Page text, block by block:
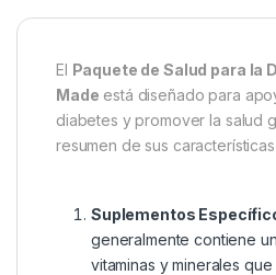
El Paquete de Salud para la
Made está diseñado para
diabetes y promover la salud
resumen de sus
Suplementos
generalmente contiene
vitaminas y minerales